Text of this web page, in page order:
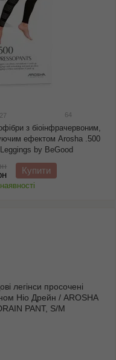
64
з біоінфрачервоним,
ефектом Arosha .500
by BeGood
Купити